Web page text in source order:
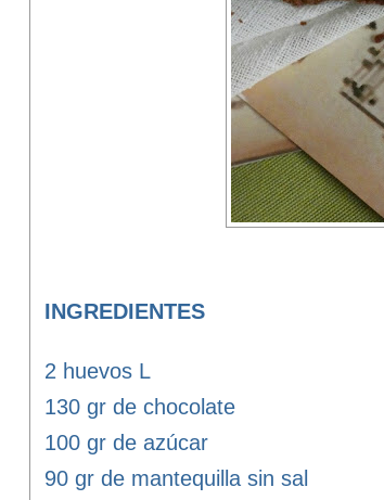
INGREDIENTES
2 huevos L
130 gr de chocolate
100 gr de azúcar
90 gr de mantequilla sin sal